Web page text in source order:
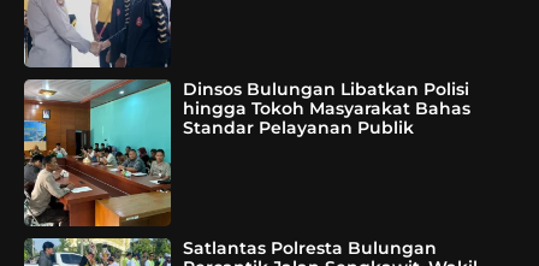
Dinsos Bulungan Libatkan Polisi
hingga Tokoh Masyarakat Bahas
Standar Pelayanan Publik
Satlantas Polresta Bulungan